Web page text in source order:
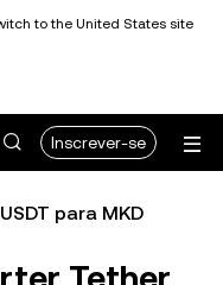
to the United States site
Inscrever-se
USDT para MKD